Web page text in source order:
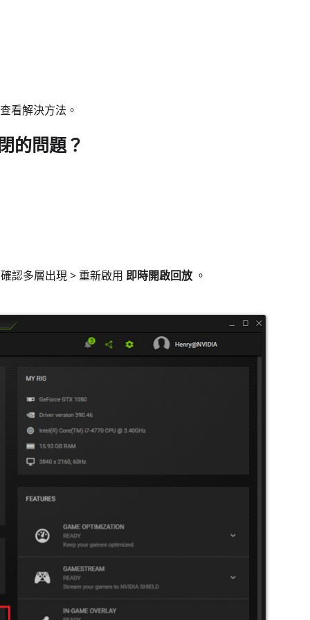
看解決方法。
的問題？
認多層出現 > 重新啟用 即時開啟回放 。